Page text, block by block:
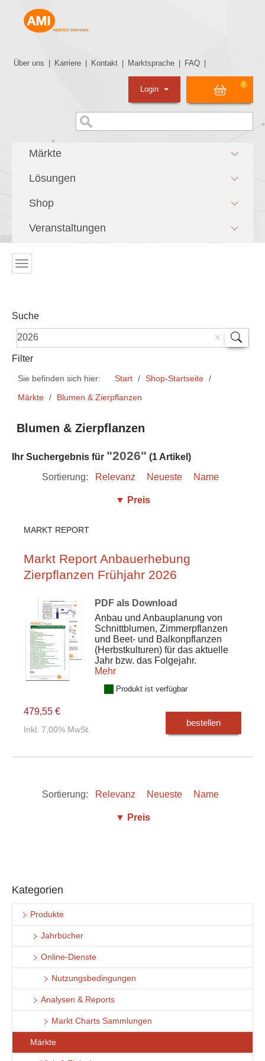
Über uns Karriere Kontakt Marktsprache FAQ
0
Login
Märkte
Lösungen
Shop
Veranstaltungen
Suche
Filter
Sie befinden sich hier: Start
Shop-Startseite
Märkte
Blumen & Zierpflanzen
Blumen & Zierpflanzen
Ihr Suchergebnis für "2026" (1 Artikel)
Sortierung:
Relevanz Neueste Name
▼ Preis
MARKT REPORT
Markt Report Anbauerhebung
Zierpflanzen Frühjahr 2026
PDF als Download
Anbau und Anbauplanung von
Schnittblumen, Zimmerpflanzen
und Beet- und Balkonpflanzen
(Herbstkulturen) für das aktuelle
Jahr bzw. das Folgejahr.
Mehr
Produkt ist verfügbar
479,55 €
Inkl. 7,00% MwSt.
bestellen
Sortierung: Relevanz Neueste Name
▼ Preis
Kategorien
Produkte
Jahrbücher
Online-Dienste
Nutzungsbedingungen
Analysen & Reports
Markt Charts Sammlungen
Märkte